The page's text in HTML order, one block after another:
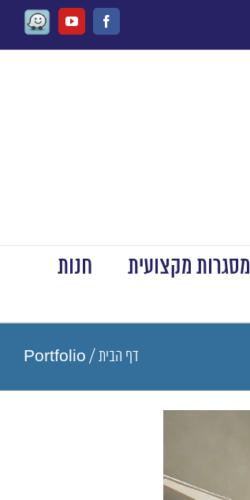
Facebook
Youtube
Waze
מסגרות מקצועית
חנות
דף הבית /
Portfolio